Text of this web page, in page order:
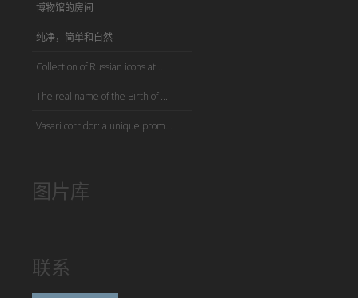
博物馆的房间
纯净，简单和自然
Collection of Russian icons at...
The real name of the Birth of ...
Vasari corridor: a unique prom...
图片库
联系